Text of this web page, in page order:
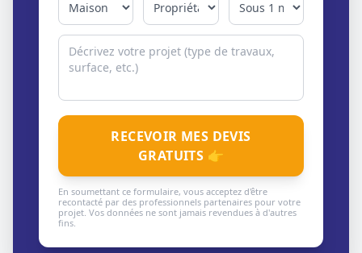
RECEVOIR MES DEVIS
GRATUITS 👉
En soumettant ce formulaire, vous acceptez d'être
recontacté par des professionnels partenaires pour votre
projet. Vos données ne sont jamais revendues à d'autres
fins.